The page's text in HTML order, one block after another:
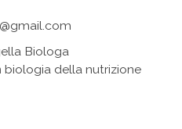
Biologa
biologia della nutrizione